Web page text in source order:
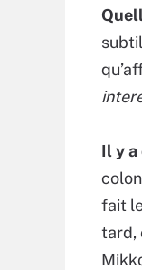
Il y a
fait
tard,